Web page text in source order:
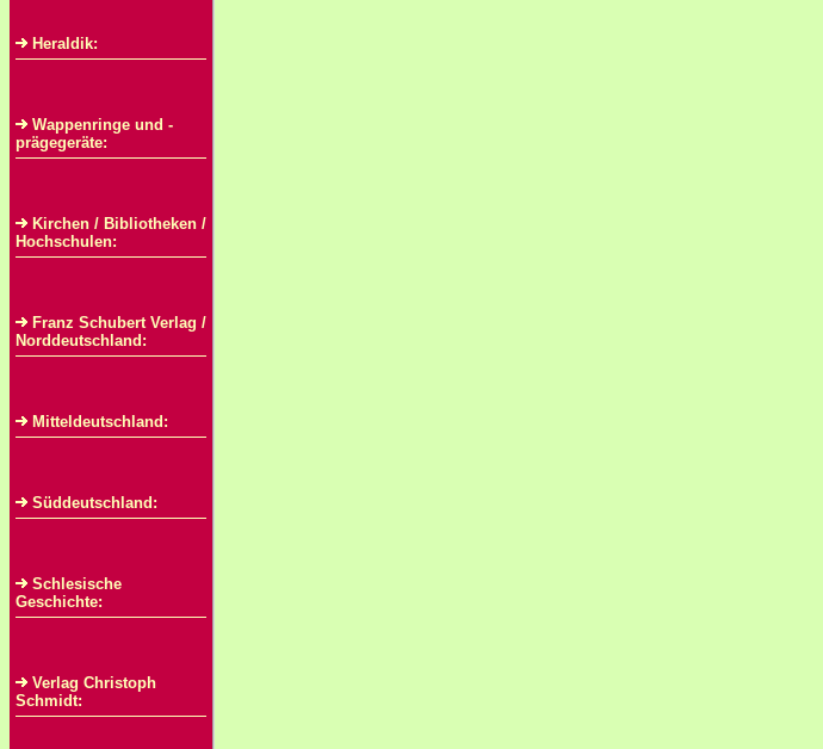
Heraldik:
Wappenringe und -
prägegeräte:
Kirchen / Bibliotheken /
Hochschulen:
Franz Schubert Verlag /
Norddeutschland:
Mitteldeutschland:
Süddeutschland:
Schlesische
Geschichte:
Verlag Christoph
Schmidt: